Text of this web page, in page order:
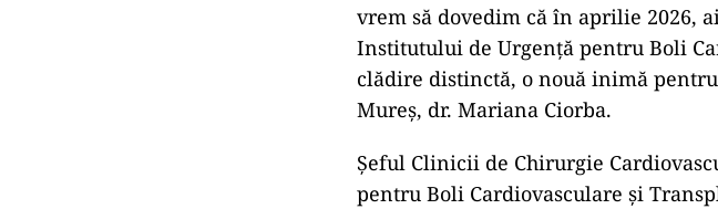
vrem să dovedim că în aprilie 2026,
Institutului de Urgenţă pentru Boli
clădire distinctă, o nouă inimă
Mureş, dr. Mariana Ciorba.
Şeful Clinicii de Chirurgie
pentru Boli Cardiovasculare şi